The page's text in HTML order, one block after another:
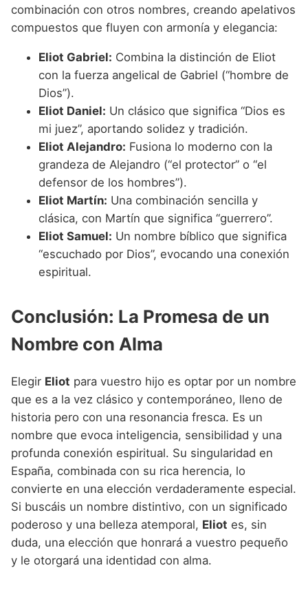
combinación con otros nombres, creando apelativos
compuestos que fluyen con armonía y elegancia:
Eliot Gabriel: Combina la distinción de Eliot
con la fuerza angelical de Gabriel (“hombre de
Dios”).
Eliot Daniel: Un clásico que significa “Dios es
mi juez”, aportando solidez y tradición.
Eliot Alejandro: Fusiona lo moderno con la
grandeza de Alejandro (“el protector” o “el
defensor de los hombres”).
Eliot Martín: Una combinación sencilla y
clásica, con Martín que significa “guerrero”.
Eliot Samuel: Un nombre bíblico que significa
“escuchado por Dios”, evocando una conexión
espiritual.
Conclusión: La Promesa de un
Nombre con Alma
Elegir Eliot para vuestro hijo es optar por un nombre
que es a la vez clásico y contemporáneo, lleno de
historia pero con una resonancia fresca. Es un
nombre que evoca inteligencia, sensibilidad y una
profunda conexión espiritual. Su singularidad en
España, combinada con su rica herencia, lo
convierte en una elección verdaderamente especial.
Si buscáis un nombre distintivo, con un significado
poderoso y una belleza atemporal, Eliot es, sin
duda, una elección que honrará a vuestro pequeño
y le otorgará una identidad con alma.